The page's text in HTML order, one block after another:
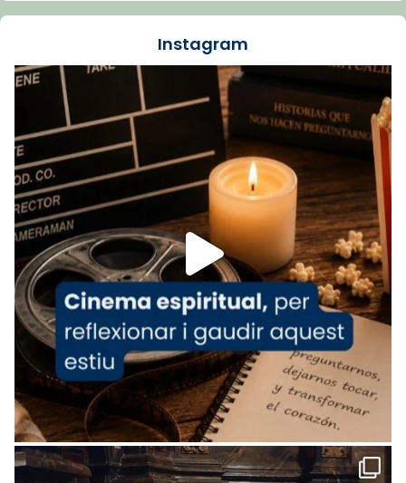
🔗tinyurl.com/cvu5jmbk
Foto
View on Facebook Share
Arquebisbat de Barcelonais at Catedral
de Barcelona.
1 week ago
Aquest dilluns, 27 de juliol, ha tingut lloc la
missa d’acció de gràcies en agraïment al
comitè organitzador de la visita apostòlica
del Sant Pare Lleó XIV a Barcelona, i als
col·laboradors, a la Catedral de Barcelona.
L’arquebisbe de Barcelona, el cardenal Joan
Josep Omella, ha presidit la missa i l’ha
concelebrat el bisbe auxiliar de Barcelona,
Mons. David Abadías.
📸 Dr. G. Simón
Foto
Instagram